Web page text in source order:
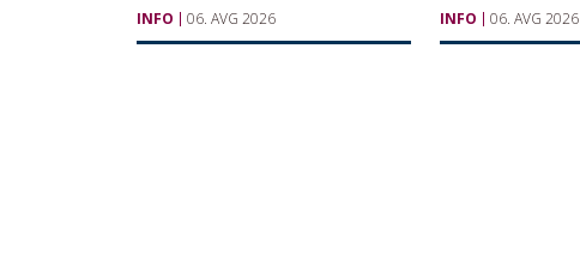
INFO 06. AVG 2026 INFO 06. AVG 2026